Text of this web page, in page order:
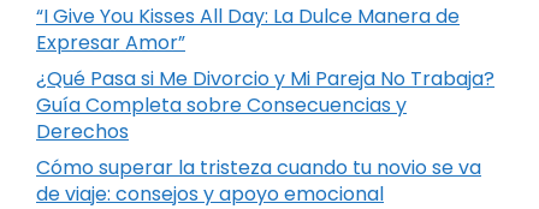
“I Give You Kisses All Day: La Dulce Manera de
Expresar Amor”
¿Qué Pasa si Me Divorcio y Mi Pareja No Trabaja?
Guía Completa sobre Consecuencias y
Derechos
Cómo superar la tristeza cuando tu novio se va
de viaje: consejos y apoyo emocional